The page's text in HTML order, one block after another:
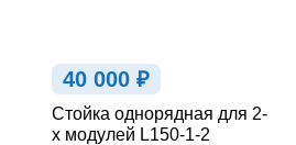
40 000 ₽
Стойка однорядная для 2-
х модулей L150-1-2